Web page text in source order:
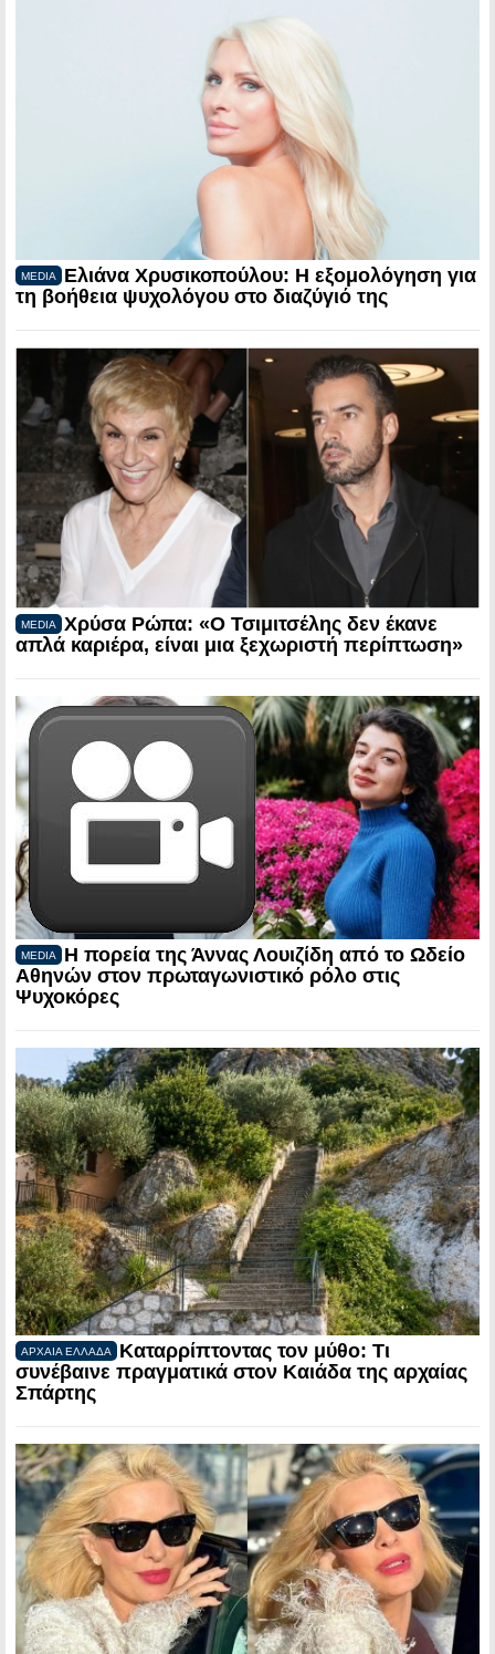
MEDIA
Ελιάνα Χρυσικοπούλου: Η εξομολόγηση για
τη βοήθεια ψυχολόγου στο διαζύγιό της
MEDIA
Χρύσα Ρώπα: «Ο Τσιμιτσέλης δεν έκανε
απλά καριέρα, είναι μια ξεχωριστή περίπτωση»
MEDIA
Η πορεία της Άννας Λουιζίδη από το Ωδείο
Αθηνών στον πρωταγωνιστικό ρόλο στις
Ψυχοκόρες
ΑΡΧΑΙΑ ΕΛΛΑΔΑ
Καταρρίπτοντας τον μύθο: Τι
συνέβαινε πραγματικά στον Καιάδα της αρχαίας
Σπάρτης